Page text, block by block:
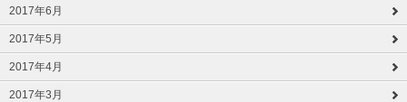
2017年6月
2017年5月
2017年4月
2017年3月